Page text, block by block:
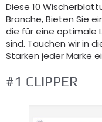
Diese 10
Branche, Bieten Sie
die für eine optimale
sind. Tauchen wir in
Stärken jeder Marke
#1 CLIPPER